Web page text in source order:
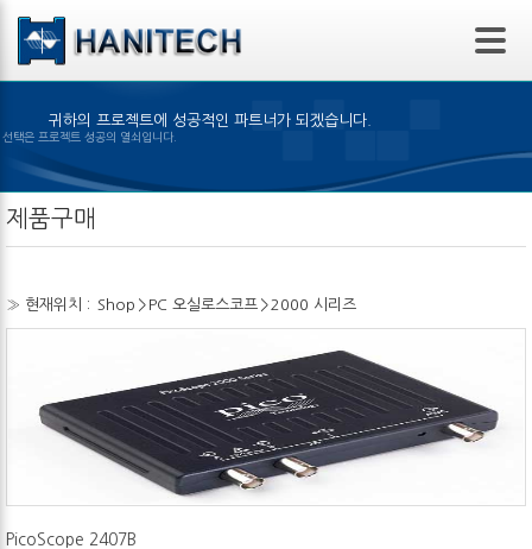
본문 바로가기
귀하의 프로젝트에 성공적인 파트너가 되겠습니다.
제품의 선택은 프로젝트 성공의 열쇠입니다.
제품구매
» 현재위치 : Shop > PC 오실로스코프 > 2000 시리즈
PicoScope 2407B